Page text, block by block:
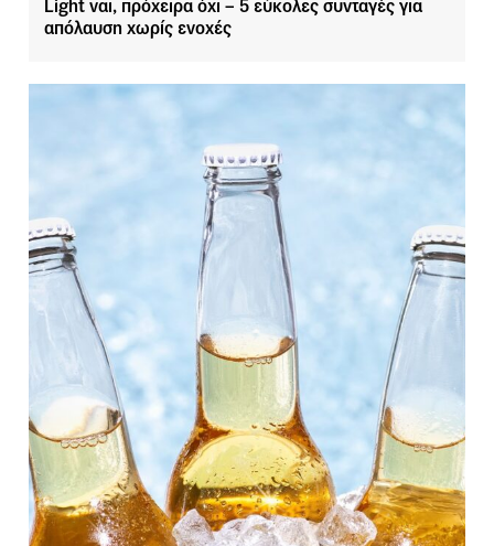
Light ναι, πρόχειρα όχι – 5 εύκολες συνταγές για
απόλαυση χωρίς ενοχές